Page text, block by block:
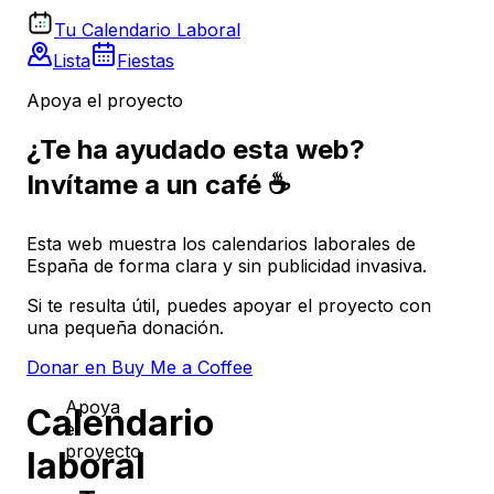
Tu Calendario Laboral
Lista
Fiestas
Apoya el proyecto
¿Te ha ayudado esta web?
Invítame a un café ☕
Esta web muestra los calendarios laborales de
España de forma clara y sin publicidad invasiva.
Si te resulta útil, puedes apoyar el proyecto con
una pequeña donación.
Donar en Buy Me a Coffee
Calendario
laboral
Apoya
el
proyecto